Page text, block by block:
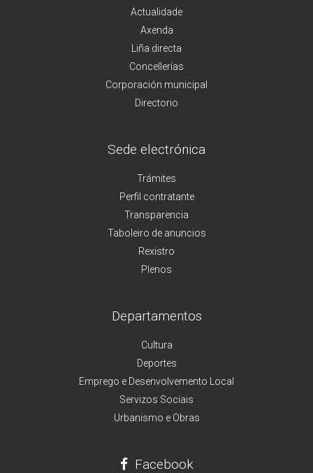
Actualidade
Axenda
Liña directa
Concellerías
Corporación municipal
Directorio
Sede electrónica
Trámites
Perfil contratante
Transparencia
Taboleiro de anuncios
Rexistro
Plenos
Departamentos
Cultura
Deportes
Emprego e Desenvolvemento Local
Servizos Sociais
Urbanismo e Obras
Facebook